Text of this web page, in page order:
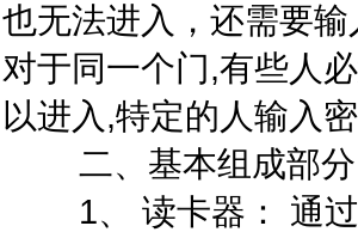
也无法进入，还需要
对于同一个门,有些人
以进入,特定的人输入
二、基本组成部分
1、 读卡器： 通过